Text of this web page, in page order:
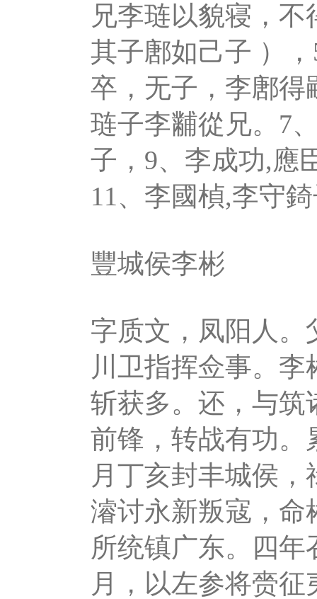
兄李琏以貌寝，
其子鄌如己子 ）
卒，无子，李鄌得
琏子李黼從兄。7
子，9、李成功,應
11、李國楨,李守
豐城侯李彬
字质文，凤阳人。
川卫指挥佥事。
斩获多。还，与筑
前锋，转战有功。
月丁亥封丰城侯
濬讨永新叛寇，命
所统镇广东。四
月，以左参将赍